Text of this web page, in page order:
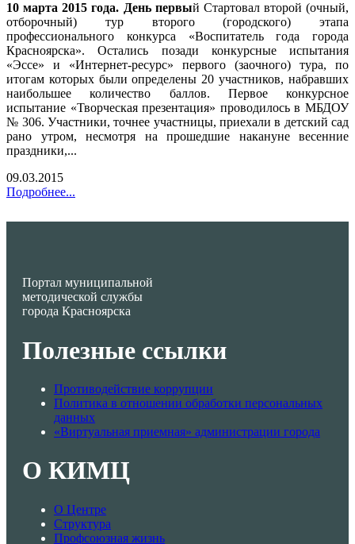
10 марта 2015 года. День первый Стартовал второй (очный,
отборочный) тур второго (городского) этапа
профессионального конкурса «Воспитатель года города
Красноярска». Остались позади конкурсные испытания
«Эссе» и «Интернет-ресурс» первого (заочного) тура, по
итогам которых были определены 20 участников, набравших
наибольшее количество баллов. Первое конкурсное
испытание «Творческая презентация» проводилось в МБДОУ
№ 306. Участники, точнее участницы, приехали в детский сад
рано утром, несмотря на прошедшие накануне весенние
праздники,...
09.03.2015
Подробнее...
Портал муниципальной
методической службы
города Красноярска
Полезные ссылки
Противодействие коррупции
Политика в отношении обработки персональных
данных
«Виртуальная приемная» администрации города
О КИМЦ
О Центре
Структура
Профсоюзная жизнь